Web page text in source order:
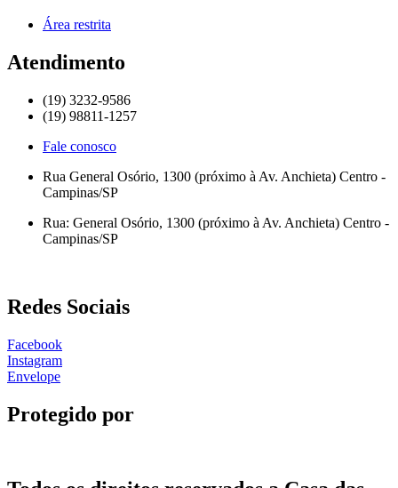
Área restrita
Atendimento
(19) 3232-9586
(19) 98811-1257
Fale conosco
Rua General Osório, 1300 (próximo à Av. Anchieta) Centro -
Campinas/SP
Rua: General Osório, 1300 (próximo à Av. Anchieta) Centro -
Campinas/SP
Redes Sociais
Facebook
Instagram
Envelope
Protegido por